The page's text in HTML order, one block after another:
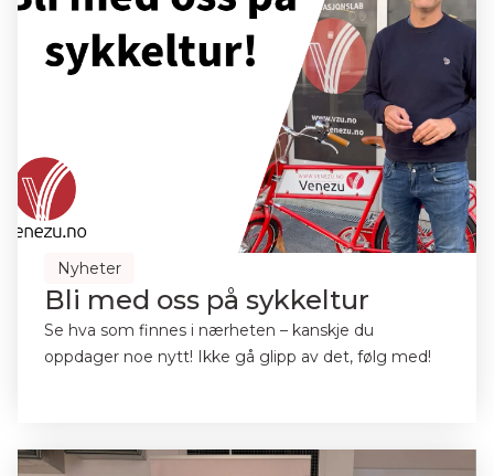
Nyheter
Bli med oss på sykkeltur
Se hva som finnes i nærheten – kanskje du
oppdager noe nytt! Ikke gå glipp av det, følg med!